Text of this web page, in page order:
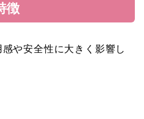
徴
や安全性に大きく影響し